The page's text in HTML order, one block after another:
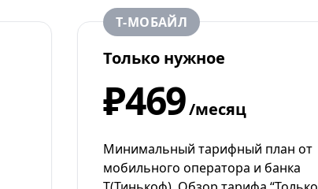
Т‑МОБАЙЛ
Только нужное
₽469/месяц
Минимальный тарифный план от
мобильного оператора и банка